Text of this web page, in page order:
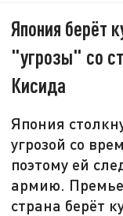
Япония берёт
"угрозы" со
Кисида
Япония
угрозой со
поэтому ей
армию.
страна берёт